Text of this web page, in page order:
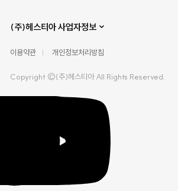
(주)헤스티아 사업자정보
이용약관 개인정보처리방침
Copyright ©(주)헤스티아 All Rights Reserved.